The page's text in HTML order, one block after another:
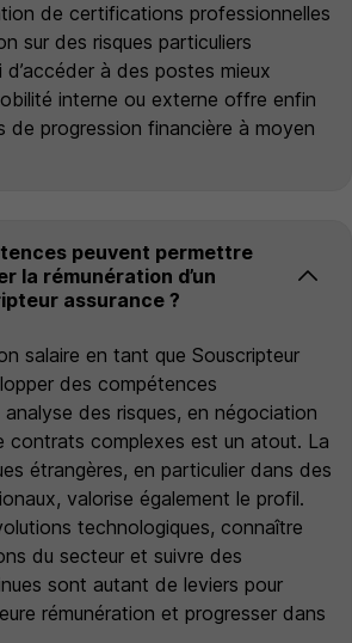
de certifications professionnelles
sur des risques particuliers
à des postes mieux
interne ou externe offre enfin
de progression financière à moyen
peuvent permettre
la rémunération d’un
assurance ?
salaire en tant que Souscripteur
des compétences
des risques, en négociation
contrats complexes est un atout. La
étrangères, en particulier dans des
valorise également le profil.
technologiques, connaître
du secteur et suivre des
sont autant de leviers pour
rémunération et progresser dans